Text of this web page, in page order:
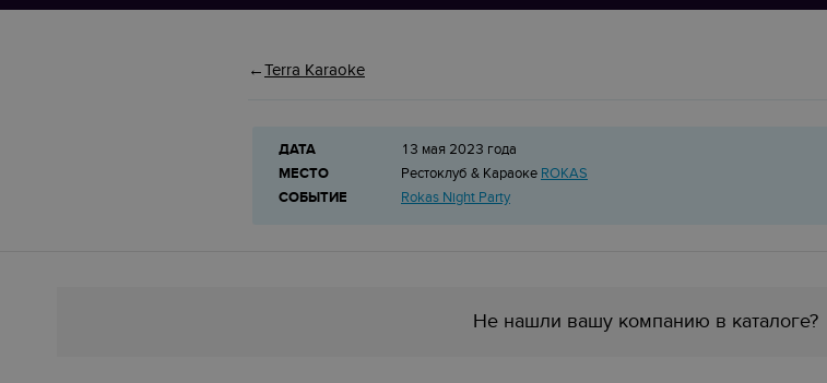
Terra Karaoke
ДАТА
13 мая 2023 года
МЕСТО
Рестоклуб & Караоке ROKAS
СОБЫТИЕ
Rokas Night Party
Не нашли вашу компанию в каталоге?